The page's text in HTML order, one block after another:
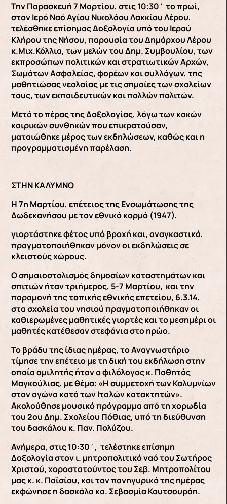
Την Παρασκευή 7 Μαρτίου, στις 10:30΄ το πρωί,
στον Ιερό Ναό Αγίου Νικολάου Λακκίου Λέρου,
τελέσθηκε επίσημος Δοξολογία υπό του Ιερού
Κλήρου της Νήσου, παρουσία του Δημάρχου Λέρου
κ.Μιχ.Κόλλια, των μελών του Δημ. Συμβουλίου, των
εκπροσώπων πολιτικών και στρατιωτικών Αρχών,
Σωμάτων Ασφαλείας, φορέων και συλλόγων, της
μαθητιώσας νεολαίας με τις σημαίες των σχολείων
τους, των εκπαιδευτικών και πολλών πολιτών.
Μετά το πέρας της Δοξολογίας, λόγω των κακών
καιρικών συνθηκών που επικρατούσαν,
ματαιώθηκε μέρος των εκδηλώσεων, καθώς και η
προγραμματισμένη παρέλαση.
ΣΤΗΝ ΚΑΛΥΜΝΟ
Η 7η Μαρτίου, επέτειος της Ενσωμάτωσης της
Δωδεκανήσου με τον εθνικό κορμό (1947),
γιορτάστηκε φέτος υπό βροχή και, αναγκαστικά,
πραγματοποιήθηκαν μόνον οι εκδηλώσεις σε
κλειστούς χώρους.
Ο σημαιοστολισμός δημοσίων καταστημάτων και
σπιτιών ήταν τριήμερος, 5-7 Μαρτίου, και την
παραμονή της τοπικής εθνικής επετείου, 6.3.14,
στα σχολεία του νησιού πραγματοποιήθηκαν οι
καθιερωμένες μαθητικές γιορτές και το μεσημέρι οι
μαθητές κατέθεσαν στεφάνια στο ηρώο.
Το βράδυ της ίδιας ημέρας, το Αναγνωστήριο
τίμησε την επέτειο με τη δική του εκδήλωση στην
οποία ομιλητής ήταν ο φιλόλογος κ. Ποθητός
Μαγκούλιας, με θέμα: «Η συμμετοχή των Καλυμνίων
στον αγώνα κατά των Ιταλών κατακτητών».
Ακολούθησε μουσικό πρόγραμμα από τη χορωδία
του 2ου Δημ. Σχολείου Πόθιας, υπό τη διεύθυνση
του δασκάλου κ. Παν. Πολύζου.
Ανήμερα, στις 10:30΄, τελέστηκε επίσημη
Δοξολογία στον ι. μητροπολιτικό ναό του Σωτήρος
Χριστού, χοροστατούντος του Σεβ. Μητροπολίτου
μας κ. κ. Παϊσίου, και τον πανηγυρικό της ημέρας
εκφώνησε η δασκάλα κα. Σεβασμία Κουτσουράη.